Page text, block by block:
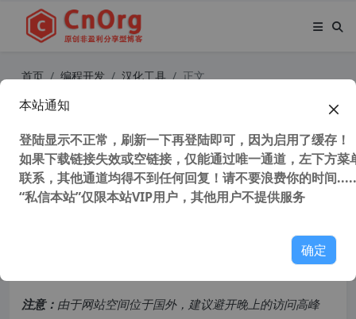
首页 编程开发 汉化工具 正文
独家汉化 简单好用的 JSON编辑器 Js
on Editor v1.0 汉化博客主题插件必
备
46,246 次浏览次阅读
注意： 由于网站空间位于国外，建议避开晚上的访问高峰
本站通知
登陆显示不正常，刷新一下再登陆即可，因为启用了缓存！
如果下载链接失效或空链接，仅能通过唯一通道，左下方菜
联系，其他通道均得不到任何回复！请不要浪费你的时间
“私信本站”仅限本站VIP用户，其他用户不提供服务
确定